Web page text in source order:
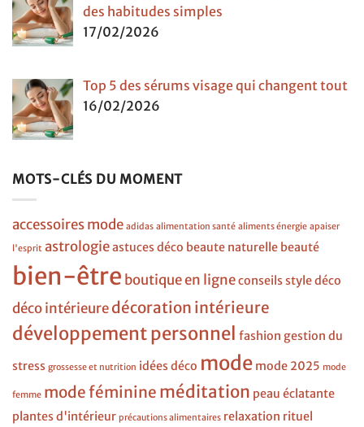
des habitudes simples
17/02/2026
Top 5 des sérums visage qui changent tout
16/02/2026
MOTS-CLÉS DU MOMENT
accessoires mode adidas alimentation santé aliments énergie apaiser
l'esprit astrologieastuces déco beaute naturelle beauté
bien-être boutique en ligneconseils styledéco
déco intérieuredécoration intérieure
développement personnel fashion gestion du
stress grossesse et nutrition idées déco mode mode 2025 mode
femme mode féminine méditation peau éclatante
plantes d'intérieur précautions alimentaires relaxation rituel